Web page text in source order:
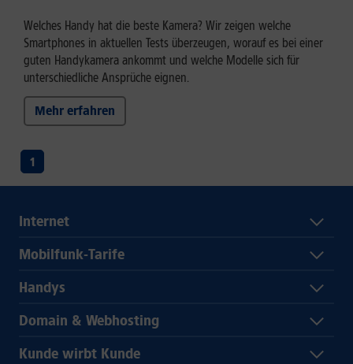
Welches Handy hat die beste Kamera? Wir zeigen welche
Smartphones in aktuellen Tests überzeugen, worauf es bei einer
guten Handykamera ankommt und welche Modelle sich für
unterschiedliche Ansprüche eignen.
Mehr erfahren
1
Internet
Mobilfunk-Tarife
Handys
Domain & Webhosting
Kunde wirbt Kunde